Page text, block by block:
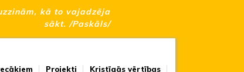
kā to vajadzēja
sākt. /Paskāls/
Projekti
Kristīgās vērtības